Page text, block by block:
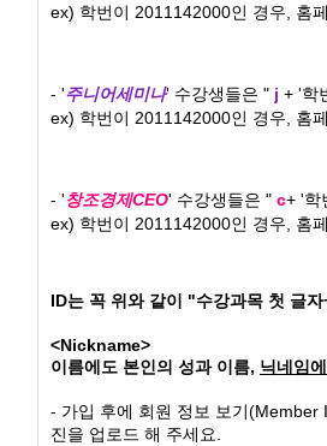
ex) 학번이 2011142000인 경우, 홈
- '주니어세미나' 수강생들은 " j + '학
ex) 학번이 2011142000인 경우, 홈
- '창조경제CEO' 수강생들은 " c+ '학
ex) 학번이 2011142000인 경우, 홈
ID는 꼭 위와 같이 "수강과목 첫 글
<Nickname>
이름에도 본인의 성과 이름, 닉네임
- 가입 후에 회원 정보 보기(Member
진을 업로드 해 주세요.